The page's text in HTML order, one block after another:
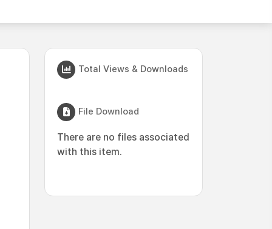
Total Views & Downloads
File Download
There are no files associated
with this item.